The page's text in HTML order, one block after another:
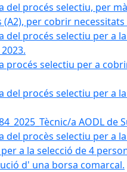
del procés selectiu, per
per cobrir
del procés selectiu per
procés selectiu per a
del procés selectiu per
a AODL
del procès selectiu per
a la selecció de 4
d' una borsa comarcal.